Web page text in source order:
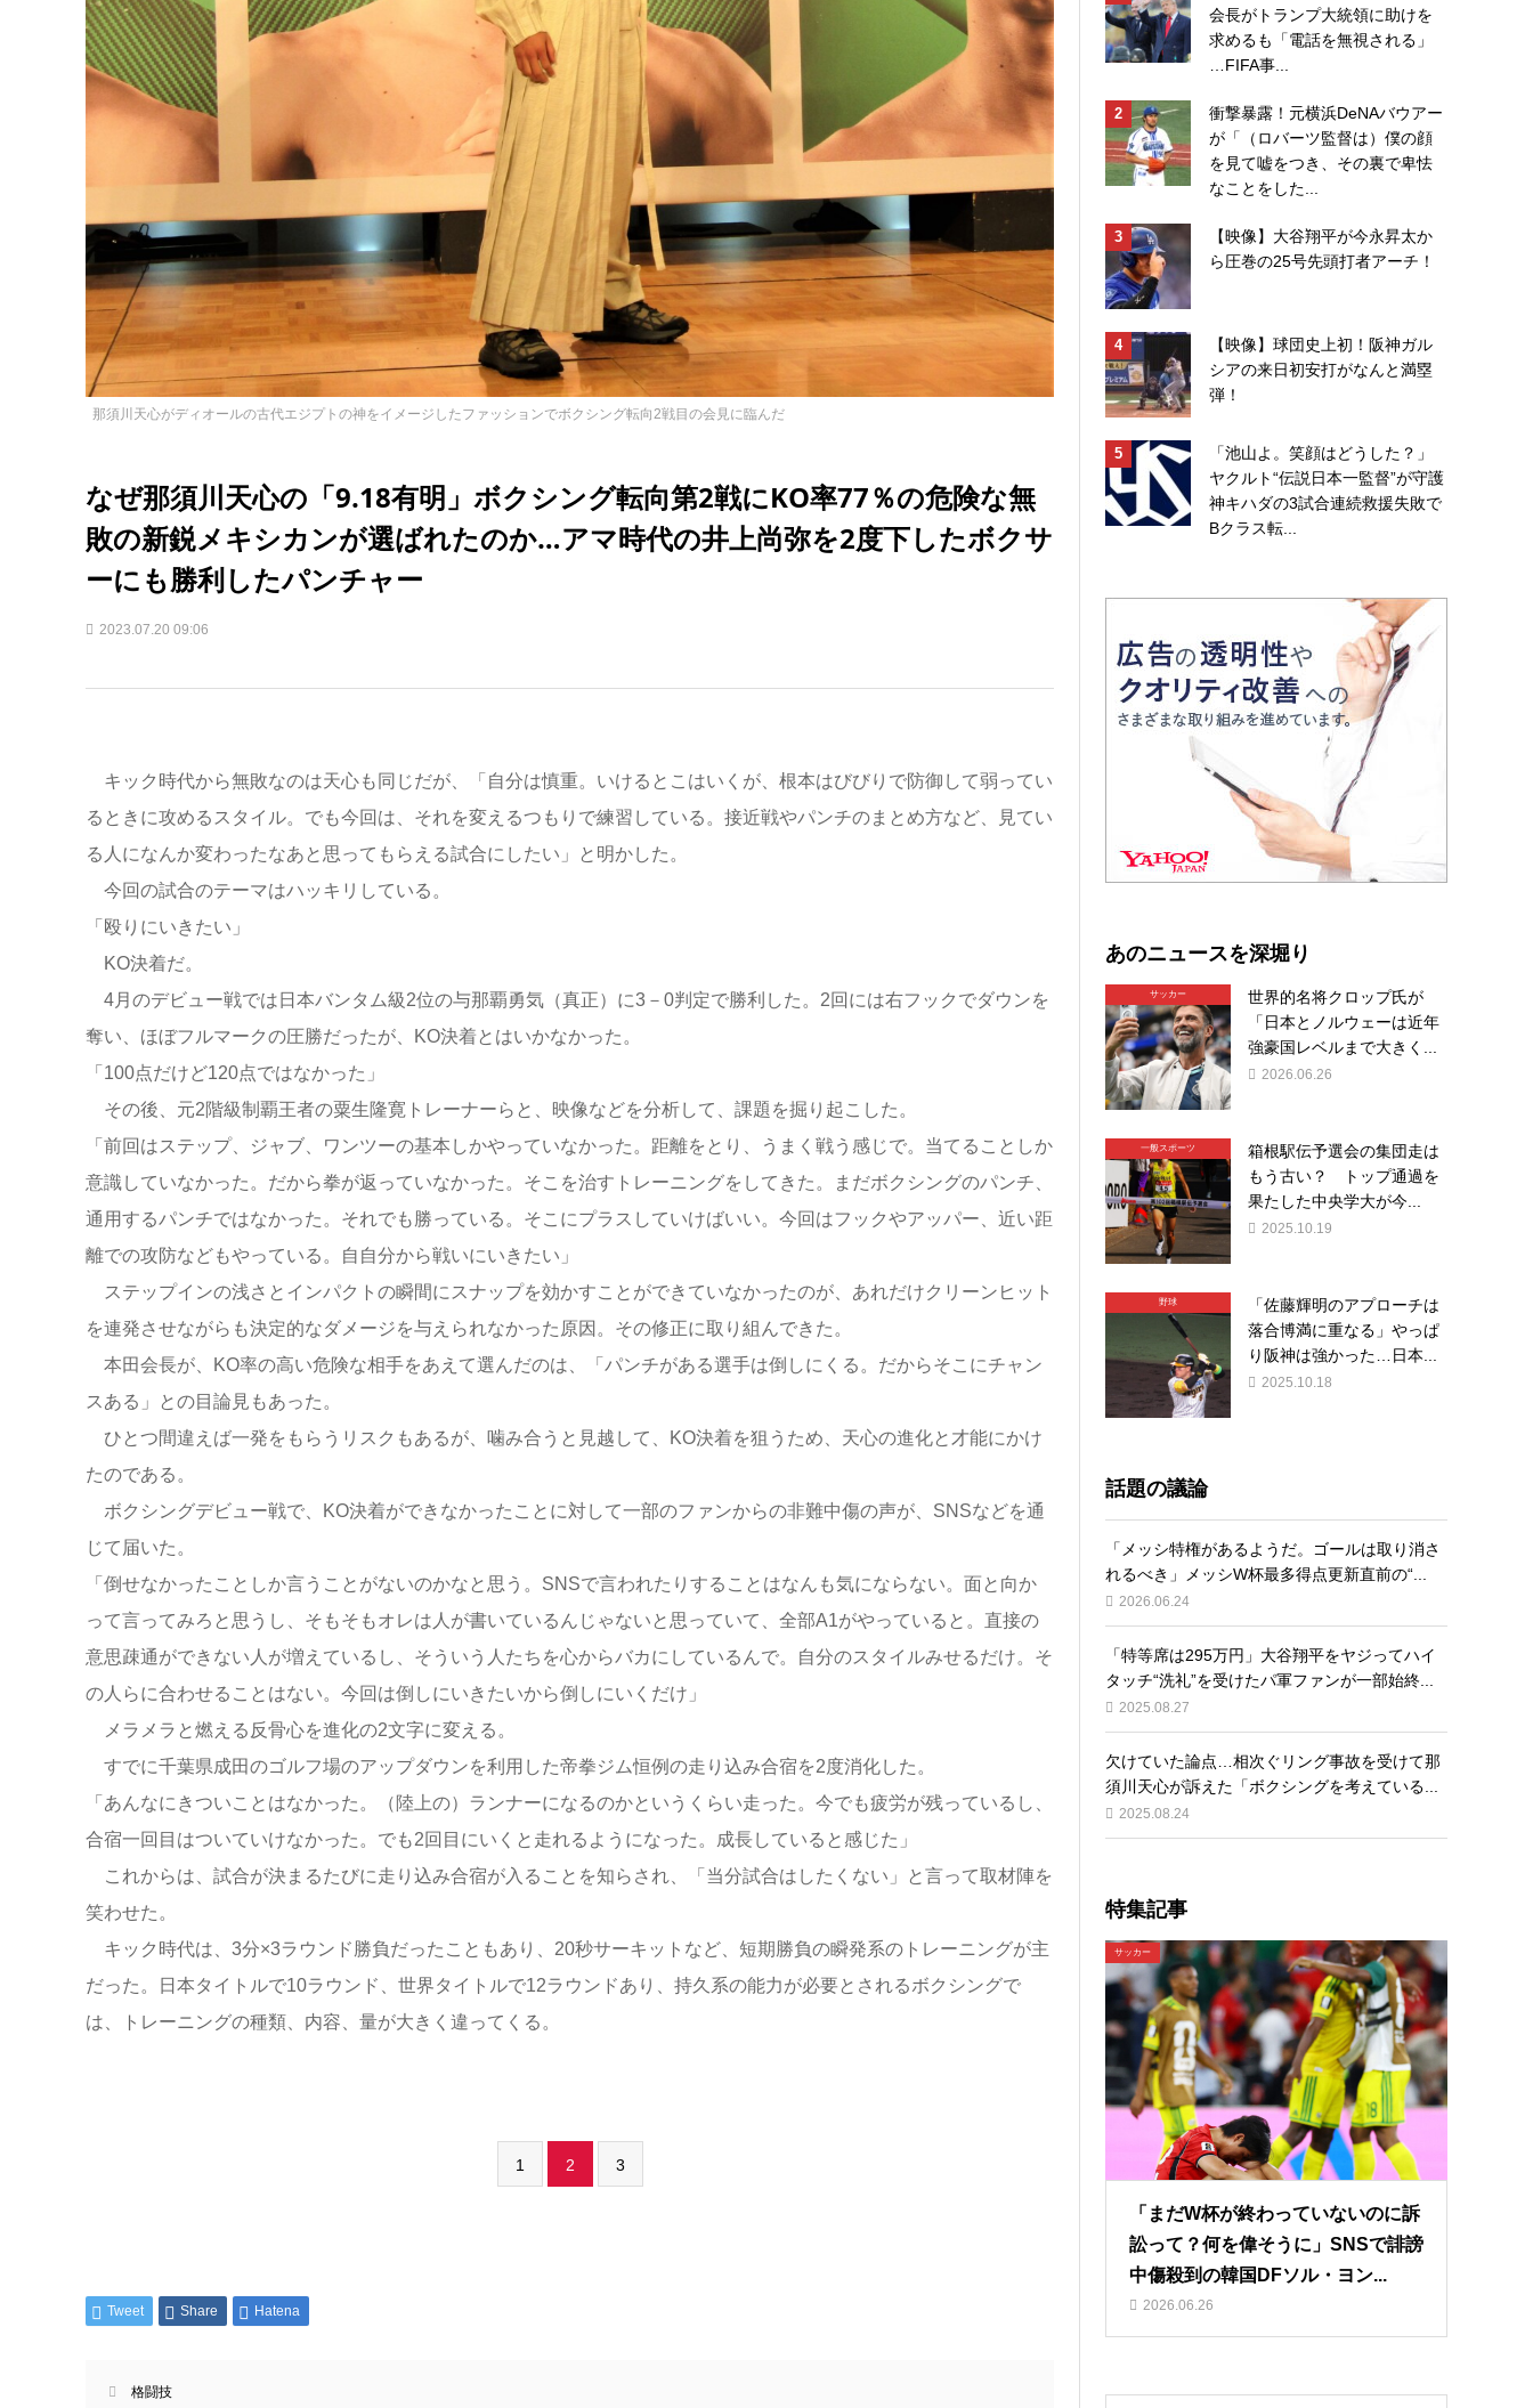
那須川天心がディオールの古代エジプトの神をイメージしたファッションでボクシング転向2戦目の会見に臨んだ
なぜ那須川天心の「9.18有明」ボクシング転向第2戦にKO率77％の危険な無
敗の新鋭メキシカンが選ばれたのか…アマ時代の井上尚弥を2度下したボクサ
ーにも勝利したパンチャー
2023.07.20 09:06
キック時代から無敗なのは天心も同じだが、「自分は慎重。いけるとこはいくが、根本はびびりで防御して弱ってい
るときに攻めるスタイル。でも今回は、それを変えるつもりで練習している。接近戦やパンチのまとめ方など、見てい
る人になんか変わったなあと思ってもらえる試合にしたい」と明かした。
今回の試合のテーマはハッキリしている。
「殴りにいきたい」
KO決着だ。
4月のデビュー戦では日本バンタム級2位の与那覇勇気（真正）に3－0判定で勝利した。2回には右フックでダウンを
奪い、ほぼフルマークの圧勝だったが、KO決着とはいかなかった。
「100点だけど120点ではなかった」
その後、元2階級制覇王者の粟生隆寛トレーナーらと、映像などを分析して、課題を掘り起こした。
「前回はステップ、ジャブ、ワンツーの基本しかやっていなかった。距離をとり、うまく戦う感じで。当てることしか
意識していなかった。だから拳が返っていなかった。そこを治すトレーニングをしてきた。まだボクシングのパンチ、
通用するパンチではなかった。それでも勝っている。そこにプラスしていけばいい。今回はフックやアッパー、近い距
離での攻防などもやっている。自自分から戦いにいきたい」
ステップインの浅さとインパクトの瞬間にスナップを効かすことができていなかったのが、あれだけクリーンヒット
を連発させながらも決定的なダメージを与えられなかった原因。その修正に取り組んできた。
本田会長が、KO率の高い危険な相手をあえて選んだのは、「パンチがある選手は倒しにくる。だからそこにチャン
スある」との目論見もあった。
ひとつ間違えば一発をもらうリスクもあるが、噛み合うと見越して、KO決着を狙うため、天心の進化と才能にかけ
たのである。
ボクシングデビュー戦で、KO決着ができなかったことに対して一部のファンからの非難中傷の声が、SNSなどを通
じて届いた。
「倒せなかったことしか言うことがないのかなと思う。SNSで言われたりすることはなんも気にならない。面と向か
って言ってみろと思うし、そもそもオレは人が書いているんじゃないと思っていて、全部A1がやっていると。直接の
意思疎通ができない人が増えているし、そういう人たちを心からバカにしているんで。自分のスタイルみせるだけ。そ
の人らに合わせることはない。今回は倒しにいきたいから倒しにいくだけ」
メラメラと燃える反骨心を進化の2文字に変える。
すでに千葉県成田のゴルフ場のアップダウンを利用した帝拳ジム恒例の走り込み合宿を2度消化した。
「あんなにきついことはなかった。（陸上の）ランナーになるのかというくらい走った。今でも疲労が残っているし、
合宿一回目はついていけなかった。でも2回目にいくと走れるようになった。成長していると感じた」
これからは、試合が決まるたびに走り込み合宿が入ることを知らされ、「当分試合はしたくない」と言って取材陣を
笑わせた。
キック時代は、3分×3ラウンド勝負だったこともあり、20秒サーキットなど、短期勝負の瞬発系のトレーニングが主
だった。日本タイトルで10ラウンド、世界タイトルで12ラウンドあり、持久系の能力が必要とされるボクシングで
は、トレーニングの種類、内容、量が大きく違ってくる。
1 2 3
Tweet Share Hatena
格闘技
会長がトランプ大統領に助けを
求めるも「電話を無視される」
…FIFA事...
衝撃暴露！元横浜DeNAバウアー
が「（ロバーツ監督は）僕の顔
を見て嘘をつき、その裏で卑怯
なことをした...
【映像】大谷翔平が今永昇太か
ら圧巻の25号先頭打者アーチ！
【映像】球団史上初！阪神ガル
シアの来日初安打がなんと満塁
弾！
「池山よ。笑顔はどうした？」
ヤクルト“伝説日本一監督”が守護
神キハダの3試合連続救援失敗で
Bクラス転...
あのニュースを深堀り
サッカー
世界的名将クロップ氏が
「日本とノルウェーは近年
強豪国レベルまで大きく...
2026.06.26
一般スポーツ
箱根駅伝予選会の集団走は
もう古い？ トップ通過を
果たした中央学大が今...
2025.10.19
野球
「佐藤輝明のアプローチは
落合博満に重なる」やっぱ
り阪神は強かった…日本...
2025.10.18
話題の議論
「メッシ特権があるようだ。ゴールは取り消さ
れるべき」メッシW杯最多得点更新直前の“...
2026.06.24
「特等席は295万円」大谷翔平をヤジってハイ
タッチ“洗礼”を受けたパ軍ファンが一部始終...
2025.08.27
欠けていた論点…相次ぐリング事故を受けて那
須川天心が訴えた「ボクシングを考えている...
2025.08.24
特集記事
サッカー
「まだW杯が終わっていないのに訴
訟って？何を偉そうに」SNSで誹謗
中傷殺到の韓国DFソル・ヨン...
2026.06.26